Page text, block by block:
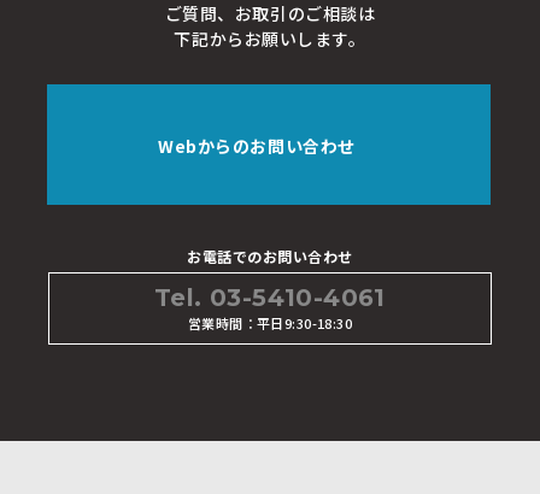
ご質問、お取引のご相談は
下記からお願いします。
Tel. 03-5410-4061
営業時間：平日9:30-18:30
お電話でのお問い合わせ
Webからのお問い合わせ